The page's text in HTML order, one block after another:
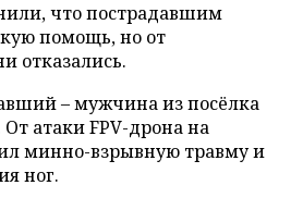
что пострадавшим
помощь, но от
отказались.
– мужчина из посёлка
атаки FPV-дрона на
минно-взрывную травму и
ног.